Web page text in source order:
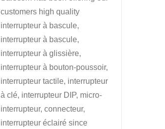
customers high quality
interrupteur à bascule,
interrupteur à bascule,
interrupteur à glissière,
interrupteur à bouton-poussoir,
interrupteur tactile, interrupteur
à clé, interrupteur DIP, micro-
interrupteur, connecteur,
interrupteur éclairé since